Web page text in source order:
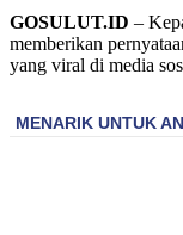
GOSULUT.ID –
memberikan
yang viral di media